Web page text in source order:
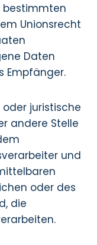
bestimmten
Unionsrecht
Daten
Empfänger.
juristische
andere Stelle
und
oder des
die